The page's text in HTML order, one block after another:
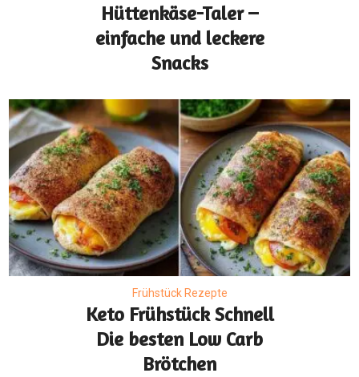
Hüttenkäse-Taler –
einfache und leckere
Snacks
Frühstück Rezepte
Keto Frühstück Schnell
Die besten Low Carb
Brötchen